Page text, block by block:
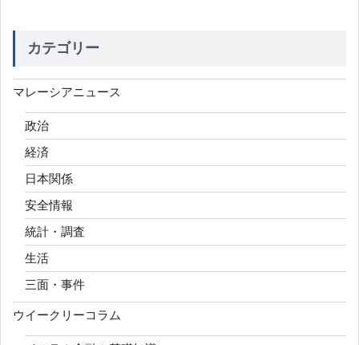
カテゴリー
マレーシアニュース
政治
経済
日本関係
安全情報
統計・調査
生活
三面・事件
ウイークリーコラム